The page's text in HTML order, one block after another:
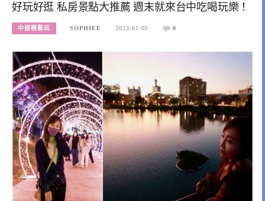
好玩好逛 私房景點大推薦 週末就來台中吃喝玩樂！
中部輕鬆玩 SOPHIEE 2023-01-05 0